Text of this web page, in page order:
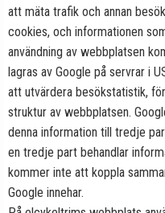
att mäta trafik och annan
cookies, och informationen
användning av webbplatsen
lagras av Google på servrar i
att utvärdera besökstatistik,
struktur av webbplatsen.
denna information till tredje
en tredje part behandlar
kommer inte att koppla
Google innehar.